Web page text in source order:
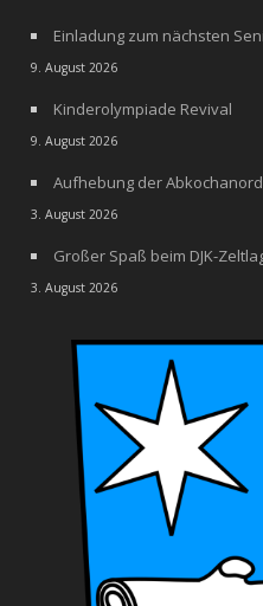
Einladung zum nächsten
9. August 2026
Kinderolympiade Revival
9. August 2026
Aufhebung der
3. August 2026
Großer Spaß beim DJK-
3. August 2026